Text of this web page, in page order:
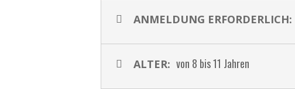
ANMELDUNG ERFORDERLICH:
ALTER: von 8 bis 11 Jahren